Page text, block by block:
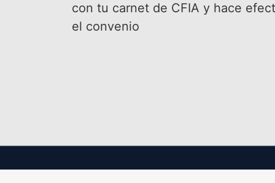
con tu carnet de CFIA y hace
el convenio